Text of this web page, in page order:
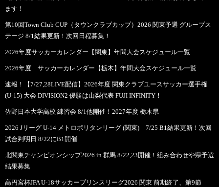
ます！
第10回Town Club CUP（タウンクラブカップ）2026 関東予選 グループス
テージ 8/1結果更新！次回日程募集！
2026年度サッカーカレンダー【関東】年間大会スケジュール一覧
2026年度 サッカーカレンダー【栃木】年間大会スケジュール一覧
速報！【7/27,28LIVE配信】2026年度 関東クラブユースサッカー選手権
(U-15) 大会 DIVISION2 優勝は山梨代表 FUJI INFINITY！
佐野日本大学高校 練習会 8/1他開催！2027年度 栃木県
2026 Jリーグ U-14 メトロポリタンリーグ (関東) 7/25 B1結果更新！次回
試合判明日 8/22にB1開催
北関東チャンピオンシップ2026 in 群馬 8/22,23開催！組み合わせや県予選
結果募集
高円宮杯JFA U-18サッカープリンスリーグ2026 関東 前期終了、第9節